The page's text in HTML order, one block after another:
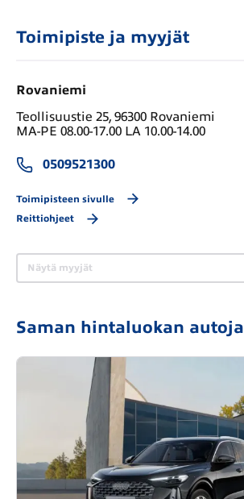
Toimipiste ja myyjät
Rovaniemi
Teollisuustie 25, 96300 Rovaniemi
MA-PE 08.00-17.00 LA 10.00-14.00
0509521300
Toimipisteen sivulle
Reittiohjeet
Näytä myyjät
Saman hintaluokan autoja